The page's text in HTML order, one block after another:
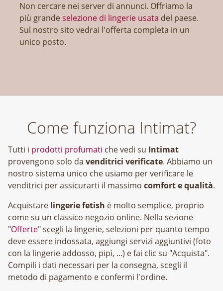
Non cercare nei server di annunci. Offriamo la
più grandeselezione di lingerie usata del paese.
Sul nostro sito vedrai l'offerta completa in un
unico posto.
Come funziona Intimat?
Tutti i prodotti profumati che vedi su Intimat
provengono solo da venditrici verificate. Abbiamo un
nostro sistema unico che usiamo per verificare le
venditrici per assicurarti il massimo comfort e qualità.
Acquistare lingerie fetish è molto semplice, proprio
come su un classico negozio online. Nella sezione
"Offerte" scegli la lingerie, selezioni per quanto tempo
deve essere indossata, aggiungi servizi aggiuntivi (foto
con la lingerie addosso, pipì, ...) e fai clic su "Acquista".
Compili i dati necessari per la consegna, scegli il
metodo di pagamento e confermi l'ordine.